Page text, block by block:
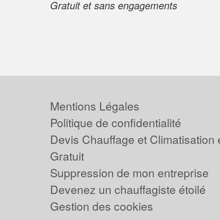
Gratuit et sans engagements
Mentions Légales
Politique de confidentialité
Devis Chauffage et Climatisation
Gratuit
Suppression de mon entreprise
Devenez un chauffagiste étoilé
Gestion des cookies